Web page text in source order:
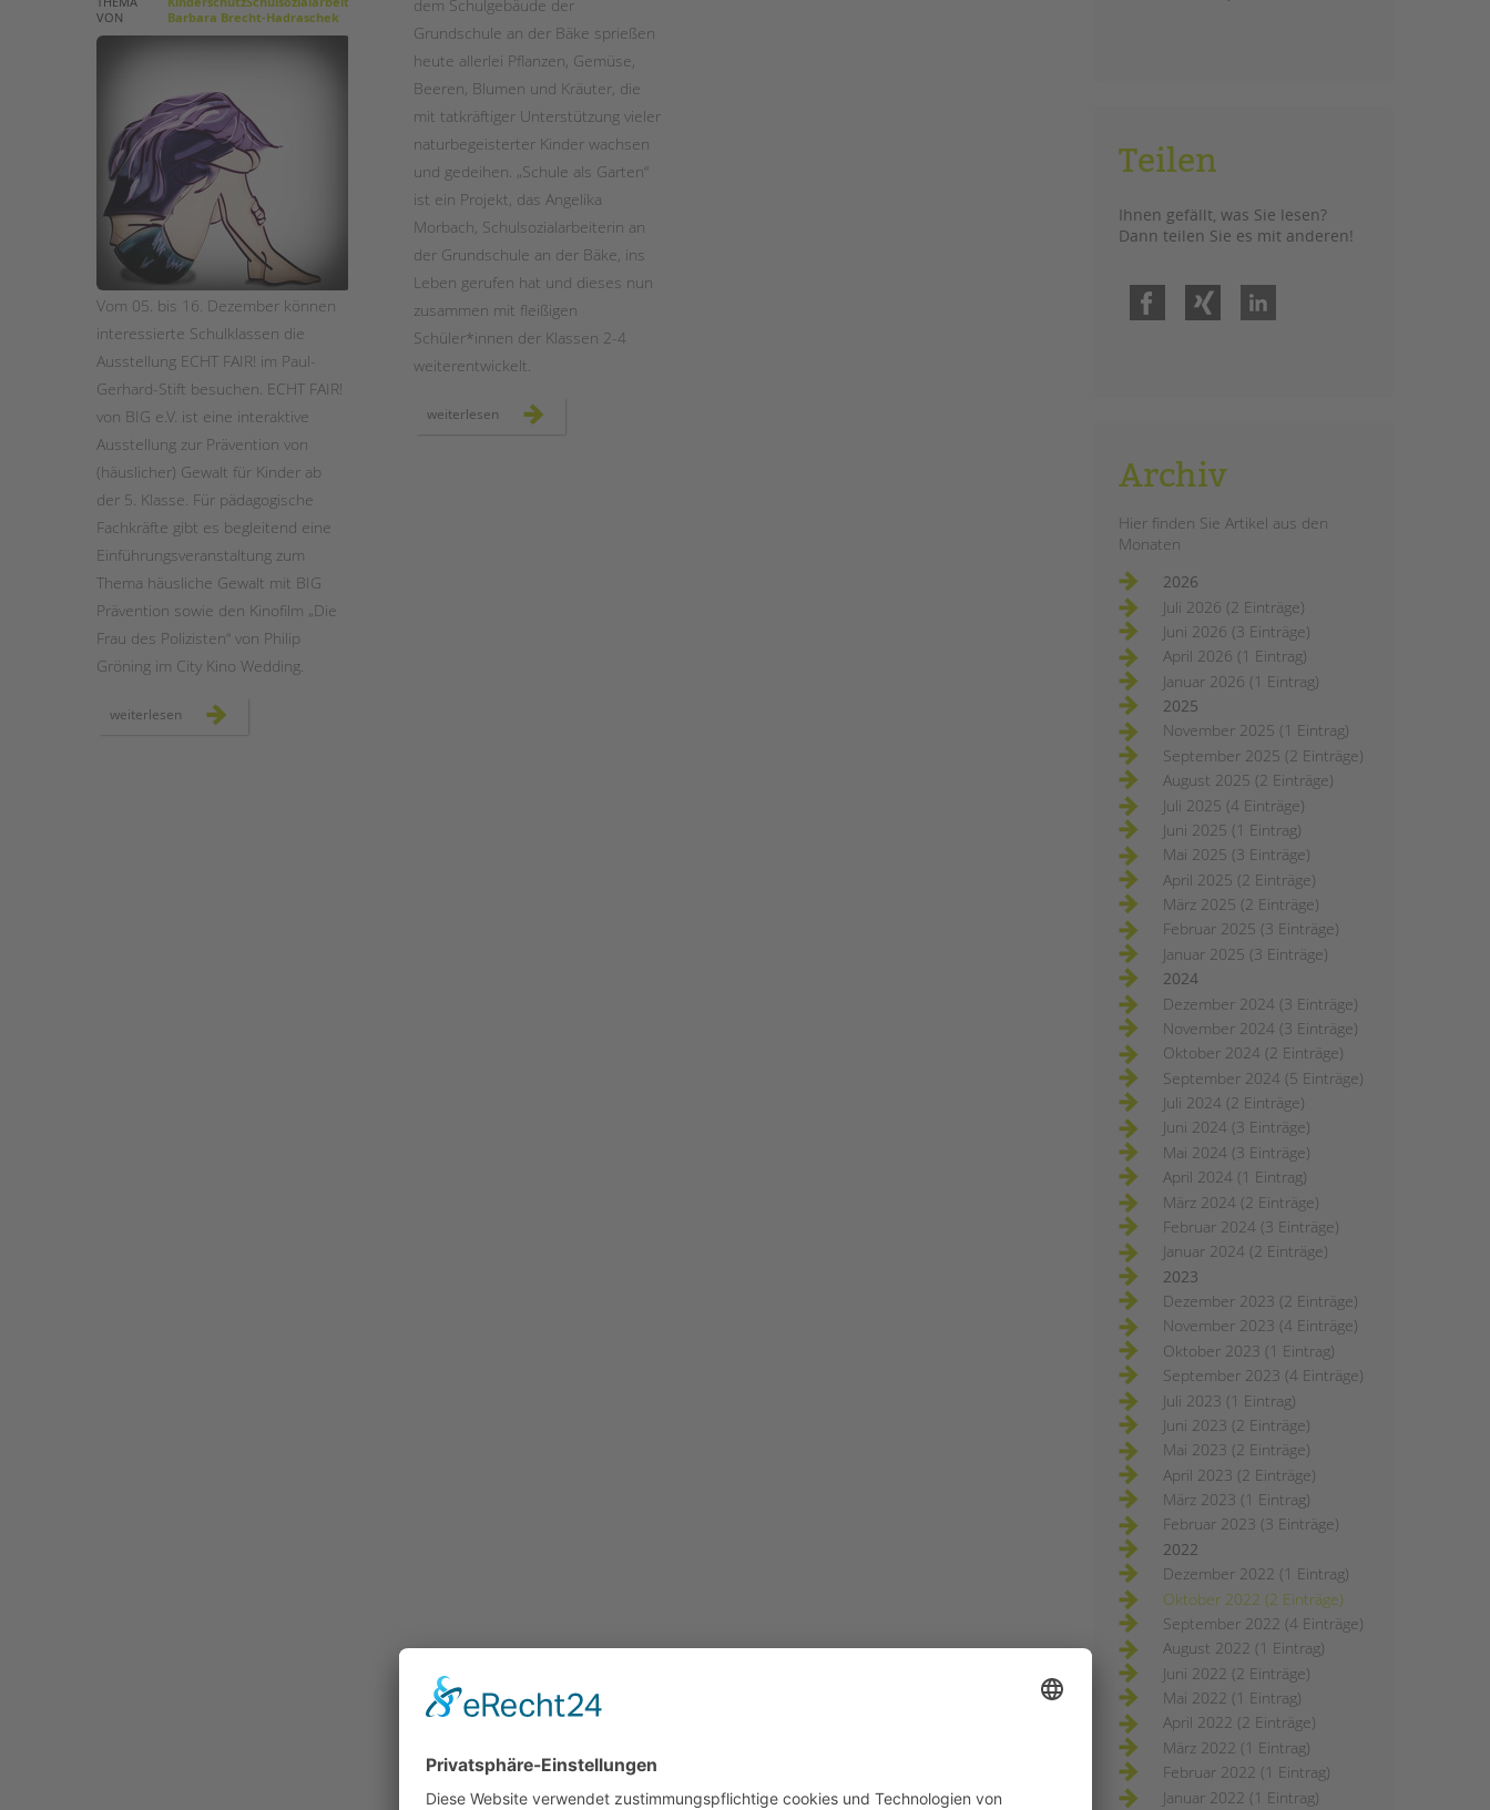
STADTTEILARBEIT
VON
Barbara Brecht-Hadraschek
Vom 05. bis 16. Dezember können
interessierte Schulklassen die
Ausstellung ECHT FAIR! im Paul-
Gerhard-Stift besuchen. ECHT FAIR!
von BIG e.V. ist eine interaktive
Ausstellung zur Prävention von
(häuslicher) Gewalt für Kinder ab
der 5. Klasse. Für pädagogische
Fachkräfte gibt es begleitend eine
Einführungsveranstaltung zum
Thema häusliche Gewalt mit BIG
Prävention sowie den Kinofilm „Die
Frau des Polizisten“ von Philip
Gröning im City Kino Wedding.
weiterlesen präventionswochen
dem Schulgebäude der
Grundschule an der Bäke sprießen
heute allerlei Pflanzen, Gemüse,
Beeren, Blumen und Kräuter, die
mit tatkräftiger Unterstützung vieler
naturbegeisterter Kinder wachsen
und gedeihen. „Schule als Garten“
ist ein Projekt, das Angelika
Morbach, Schulsozialarbeiterin an
der Grundschule an der Bäke, ins
Leben gerufen hat und dieses nun
zusammen mit fleißigen
Schüler*innen der Klassen 2-4
weiterentwickelt.
weiterlesen schule
Teilen
Ihnen gefällt, was Sie lesen?
Dann teilen Sie es mit anderen!
Facebook
Archiv
Hier finden Sie Artikel aus den
Monaten
2026
Juli 2026 (2 Einträge)
Juni 2026 (3 Einträge)
April 2026 (1 Eintrag)
Januar 2026 (1 Eintrag)
2025
November 2025 (1 Eintrag)
September 2025 (2 Einträge)
August 2025 (2 Einträge)
Juli 2025 (4 Einträge)
Juni 2025 (1 Eintrag)
Mai 2025 (3 Einträge)
April 2025 (2 Einträge)
März 2025 (2 Einträge)
Februar 2025 (3 Einträge)
Januar 2025 (3 Einträge)
2024
Dezember 2024 (3 Einträge)
November 2024 (3 Einträge)
Oktober 2024 (2 Einträge)
September 2024 (5 Einträge)
Juli 2024 (2 Einträge)
Juni 2024 (3 Einträge)
Mai 2024 (3 Einträge)
April 2024 (1 Eintrag)
März 2024 (2 Einträge)
Februar 2024 (3 Einträge)
Januar 2024 (2 Einträge)
2023
Dezember 2023 (2 Einträge)
November 2023 (4 Einträge)
Oktober 2023 (1 Eintrag)
September 2023 (4 Einträge)
Juli 2023 (1 Eintrag)
Juni 2023 (2 Einträge)
Mai 2023 (2 Einträge)
April 2023 (2 Einträge)
März 2023 (1 Eintrag)
Februar 2023 (3 Einträge)
2022
Dezember 2022 (1 Eintrag)
Oktober 2022 (2 Einträge)
September 2022 (4 Einträge)
August 2022 (1 Eintrag)
Juni 2022 (2 Einträge)
Mai 2022 (1 Eintrag)
April 2022 (2 Einträge)
März 2022 (1 Eintrag)
Februar 2022 (1 Eintrag)
Januar 2022 (1 Eintrag)